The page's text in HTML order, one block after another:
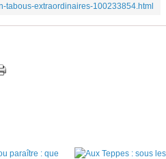
tabous-extraordinaires-100233854.html